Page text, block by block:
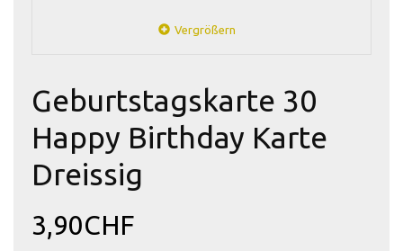
Vergrößern
Geburtstagskarte 30
Happy Birthday Karte
Dreissig
3,90CHF